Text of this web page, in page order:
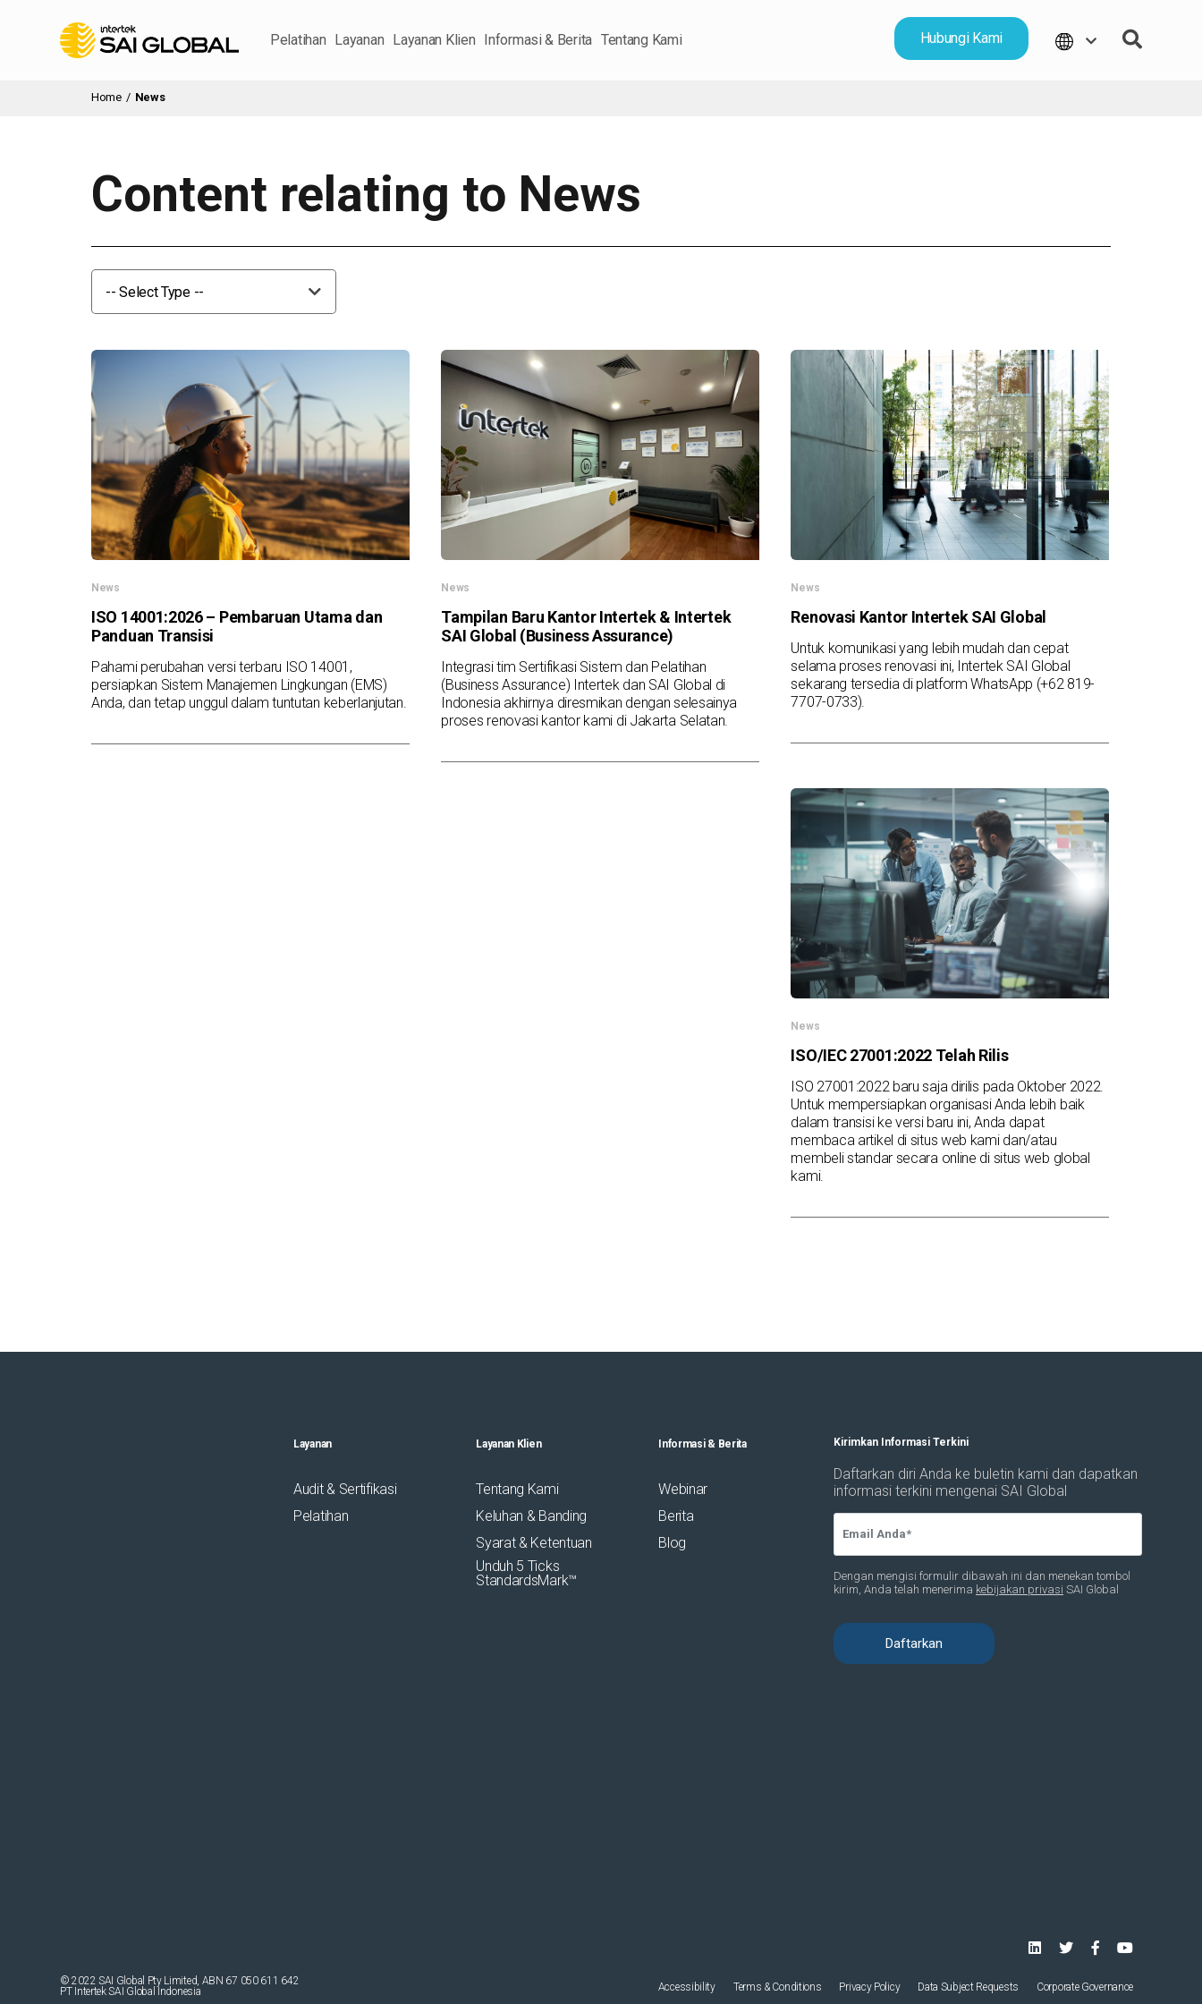
Pelatihan Layanan Layanan Klien Informasi & Berita Tentang Kami Hubungi Kami
Home / News
Content relating to News
-- Select Type --
News
ISO 14001:2026 – Pembaruan Utama dan
Panduan Transisi
Pahami perubahan versi terbaru ISO 14001,
persiapkan Sistem Manajemen Lingkungan (EMS)
Anda, dan tetap unggul dalam tuntutan keberlanjutan.
News
Tampilan Baru Kantor Intertek & Intertek
SAI Global (Business Assurance)
Integrasi tim Sertifikasi Sistem dan Pelatihan
(Business Assurance) Intertek dan SAI Global di
Indonesia akhirnya diresmikan dengan selesainya
proses renovasi kantor kami di Jakarta Selatan.
News
Renovasi Kantor Intertek SAI Global
Untuk komunikasi yang lebih mudah dan cepat
selama proses renovasi ini, Intertek SAI Global
sekarang tersedia di platform WhatsApp (+62 819-
7707-0733).
News
ISO/IEC 27001:2022 Telah Rilis
ISO 27001:2022 baru saja dirilis pada Oktober 2022.
Untuk mempersiapkan organisasi Anda lebih baik
dalam transisi ke versi baru ini, Anda dapat
membaca artikel di situs web kami dan/atau
membeli standar secara online di situs web global
kami.
Layanan
Audit & Sertifikasi
Pelatihan
Layanan Klien
Tentang Kami
Keluhan & Banding
Syarat & Ketentuan
Unduh 5 Ticks
StandardsMark™
Informasi & Berita
Webinar
Berita
Blog
© 2022 SAI Global Pty Limited, ABN 67 050 611 642
PT Intertek SAI Global Indonesia
Accessibility Terms & Conditions Privacy Policy Data Subject Requests Corporate Governance